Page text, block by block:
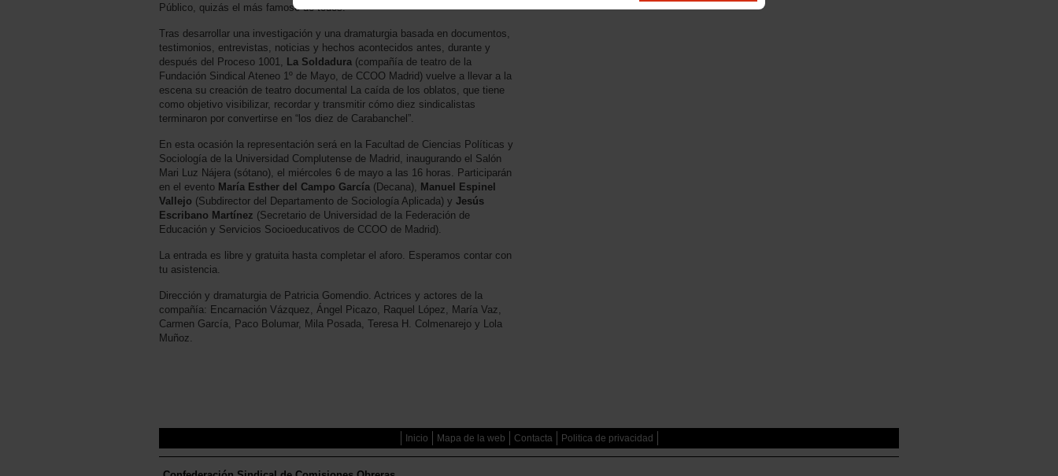
Público, quizás el más famoso de todos.
Tras desarrollar una investigación y una dramaturgia basada en documentos,
testimonios, entrevistas, noticias y hechos acontecidos antes, durante y
después del Proceso 1001,
La Soldadura (compañía de teatro de la
Fundación Sindical Ateneo 1º de Mayo, de CCOO Madrid) vuelve a llevar a la
escena su creación de teatro documental La caída de los oblatos, que tiene
como objetivo visibilizar, recordar y transmitir cómo diez sindicalistas
terminaron por convertirse en “los diez de Carabanchel”.
En esta ocasión la representación será en la Facultad de Ciencias Políticas y
Sociología de la Universidad Complutense de Madrid, inaugurando el Salón
Mari Luz Nájera (sótano), el miércoles 6 de mayo a las 16 horas. Participarán
en el evento María Esther del Campo García (Decana),
Manuel Espinel
Vallejo (Subdirector del Departamento de Sociología Aplicada) y Jesús
Escribano Martínez (Secretario de Universidad de la Federación de
Educación y Servicios Socioeducativos de CCOO de Madrid).
La entrada es libre y gratuita hasta completar el aforo. Esperamos contar con
tu asistencia.
Dirección y dramaturgia de Patricia Gomendio. Actrices y actores de la
compañía: Encarnación Vázquez, Ángel Picazo, Raquel López, María Vaz,
Carmen García, Paco Bolumar, Mila Posada, Teresa H. Colmenarejo y Lola
Muñoz.
Inicio Mapa de la web Contacta Politica de privacidad